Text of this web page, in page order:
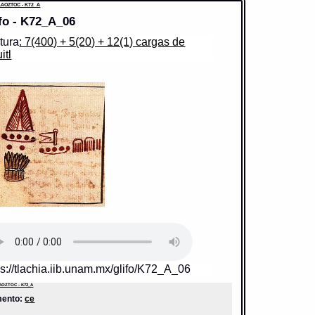
medida para granos
tlachia.iib.unam.mx/elemento/05.03.23
quauacalli
normalizada:cuahuacalli
uno:media hanega.
dos:media fanega.
Molina_1
1571 Molina 1
83r
[1] aua-- qua-- Esp: __ hanega--
- K72_A
- K72_A
- K72_A_06
: 7(400) + 5(20) + 12(1) cargas de
tlachia.iib.unam.mx/glifo/K72_A_06
- K72_A
ce